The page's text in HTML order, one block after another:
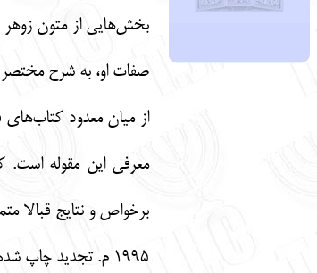
بخش‌هایی از متون زوهر
صفات او، به شرح
1995 م. تجدید چاپ شده است.